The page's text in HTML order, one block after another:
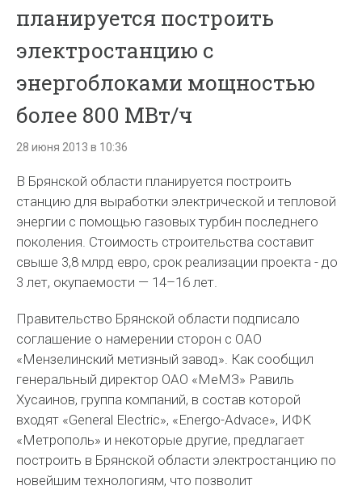
планируется построить
электростанцию с
энергоблоками мощностью
более 800 МВт/ч
28 июня 2013 в 10:36
В Брянской области планируется построить
станцию для выработки электрической и тепловой
энергии с помощью газовых турбин последнего
поколения. Стоимость строительства составит
свыше 3,8 млрд евро, срок реализации проекта - до
3 лет, окупаемости — 14–16 лет.
Правительство Брянской области подписало
соглашение о намерении сторон с ОАО
«Мензелинский метизный завод». Как сообщил
генеральный директор ОАО «МеМЗ» Равиль
Хусаинов, группа компаний, в состав которой
входят «General Electric», «Energo-Advace», ИФК
«Метрополь» и некоторые другие, предлагает
построить в Брянской области электростанцию по
новейшим технологиям, что позволит